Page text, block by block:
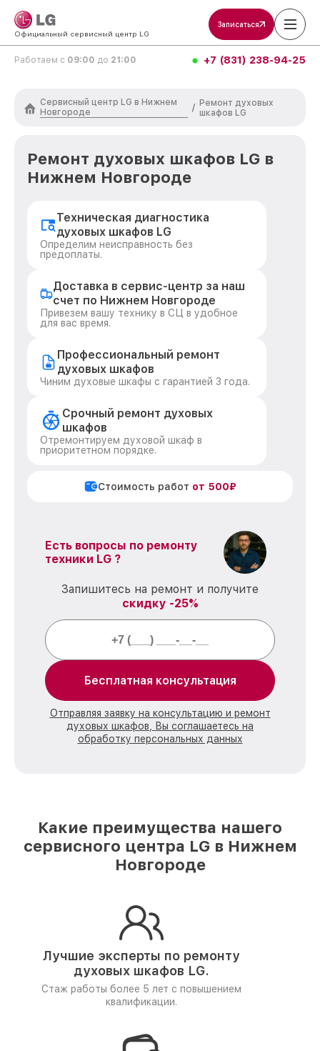
Официальный сервисный центр LG
Записаться
Работаем с 09:00 до 21:00 +7 (831) 238-94-25
Сервисный центр LG в Нижнем
Новгороде
/ Ремонт духовых
шкафов LG
Ремонт духовых шкафов LG в
Нижнем Новгороде
Техническая диагностика
духовых шкафов LG
Определим неисправность без
предоплаты.
Доставка в сервис-центр за наш
счет по Нижнем Новгороде
Привезем вашу технику в СЦ в удобное
для вас время.
Профессиональный ремонт
духовых шкафов
Чиним духовые шкафы с гарантией 3 года.
Срочный ремонт духовых
шкафов
Отремонтируем духовой шкаф в
приоритетном порядке.
Стоимость работ от 500₽
Есть вопросы по ремонту
техники LG ?
Запишитесь на ремонт и получите
скидку -25%
Бесплатная консультация
Отправляя заявку на консультацию и ремонт
духовых шкафов, Вы соглашаетесь на
обработку персональных данных
Какие преимущества нашего
сервисного центра LG в Нижнем
Новгороде
Лучшие эксперты по ремонту
духовых шкафов LG.
Стаж работы более 5 лет с повышением
квалификации.